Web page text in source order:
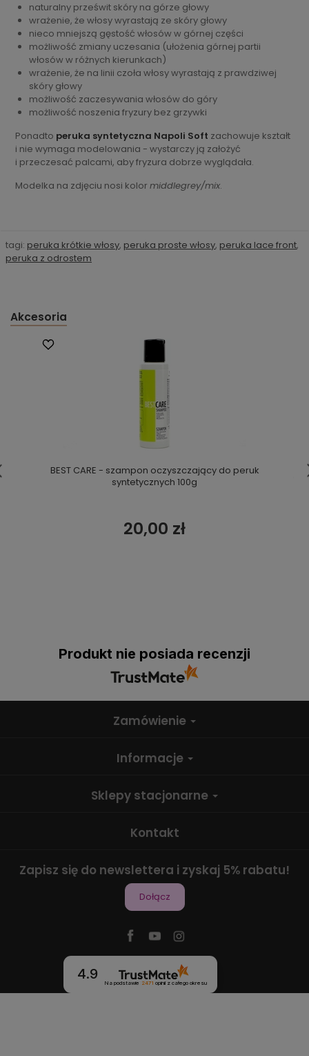
naturalny prześwit skóry na górze głowy
wrażenie, że włosy wyrastają ze skóry głowy
nieco mniejszą gęstość włosów w górnej części
możliwość zmiany uczesania (ułożenia górnej partii
włosów w różnych kierunkach)
wrażenie, że na linii czoła włosy wyrastają z prawdziwej
skóry głowy
możliwość zaczesywania włosów do góry
możliwość noszenia fryzury bez grzywki
Ponadto peruka syntetyczna Napoli Soft zachowuje kształt
i nie wymaga modelowania - wystarczy ją założyć
i przeczesać palcami, aby fryzura dobrze wyglądała.
Modelka na zdjęciu nosi kolor middlegrey/mix.
tagi: peruka krótkie włosy, peruka proste włosy, peruka lace front,
peruka z odrostem
Akcesoria
BEST CARE - szampon oczyszczający do peruk
syntetycznych 100g
20,00 zł
Produkt nie posiada recenzji
Zamówienie
Informacje
Sklepy stacjonarne
Kontakt
Zapisz się do newslettera i zyskaj 5% rabatu!
Dołącz
4.9
Na podstawie 2471 opinii z całego okresu